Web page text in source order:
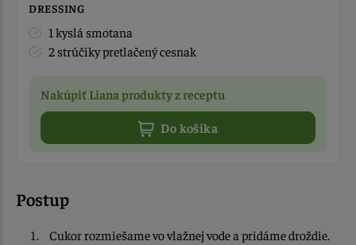
DRESSING
1 kyslá smotana
2 strúčiky pretlačený cesnak
Nakúpiť Liana produkty z receptu
Do košíka
Postup
Cukor rozmiešame vo vlažnej vode a pridáme droždie.